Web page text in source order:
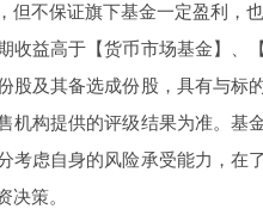
但不保证旗下基金一定盈利，
收益高于【货币市场基金】、
股及其备选成份股，具有与标
机构提供的评级结果为准。基
考虑自身的风险承受能力，在
决策。